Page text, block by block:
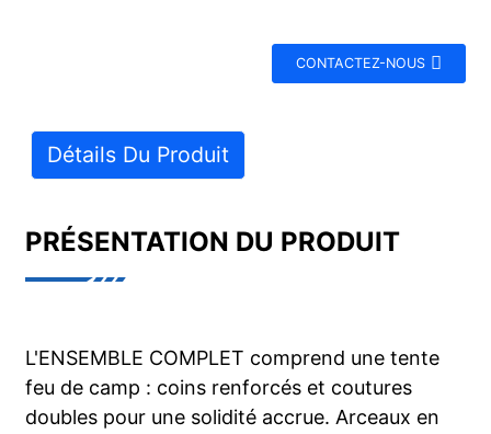
CONTACTEZ-NOUS
Détails Du Produit
PRÉSENTATION DU PRODUIT
L'ENSEMBLE COMPLET comprend une tente
feu de camp : coins renforcés et coutures
doubles pour une solidité accrue. Arceaux en